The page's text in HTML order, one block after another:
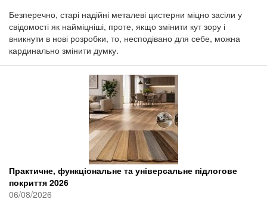
Безперечно, старі надійні металеві цистерни міцно засіли у
свідомості як найміцніші, проте, якщо змінити кут зору і
вникнути в нові розробки, то, несподівано для себе, можна
кардинально змінити думку.
Практичне, функціональне та універсальне підлогове
покриття 2026
06/08/2026